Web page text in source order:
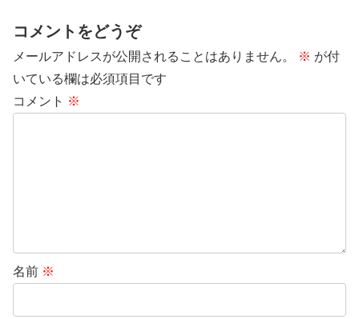
コメントをどうぞ
メールアドレスが公開されることはありません。 ※ が付
いている欄は必須項目です
コメント ※
名前 ※